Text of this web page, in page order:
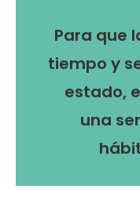
Para que
tiempo y
estado,
una